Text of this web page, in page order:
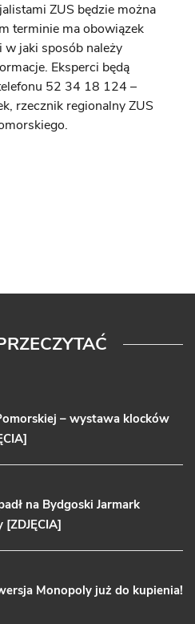
ZUS będzie można
terminie ma obowiązek
w jaki sposób należy
Eksperci będą
52 34 18 124 –
rzecznik regionalny ZUS
– wystawa klocków
na Bydgoski Jarmark
Monopoly już do kupienia!